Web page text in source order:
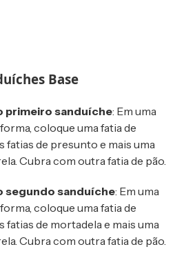
Base
primeiro sanduíche: Em uma
coloque uma fatia de
fatias de presunto e mais uma
Cubra com outra fatia de pão.
segundo sanduíche: Em uma
coloque uma fatia de
fatias de mortadela e mais uma
Cubra com outra fatia de pão.